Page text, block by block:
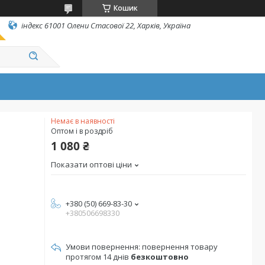
Кошик
індекс 61001 Олени Стасової 22, Харків, Україна
Немає в наявності
Оптом і в роздріб
1 080 ₴
Показати оптові ціни
+380 (50) 669-83-30
+380506698330
повернення товару
протягом 14 днів безкоштовно